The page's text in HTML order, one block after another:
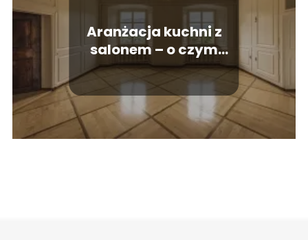
Aranżacja kuchni z
salonem – o czym
trzeba pamiętać?